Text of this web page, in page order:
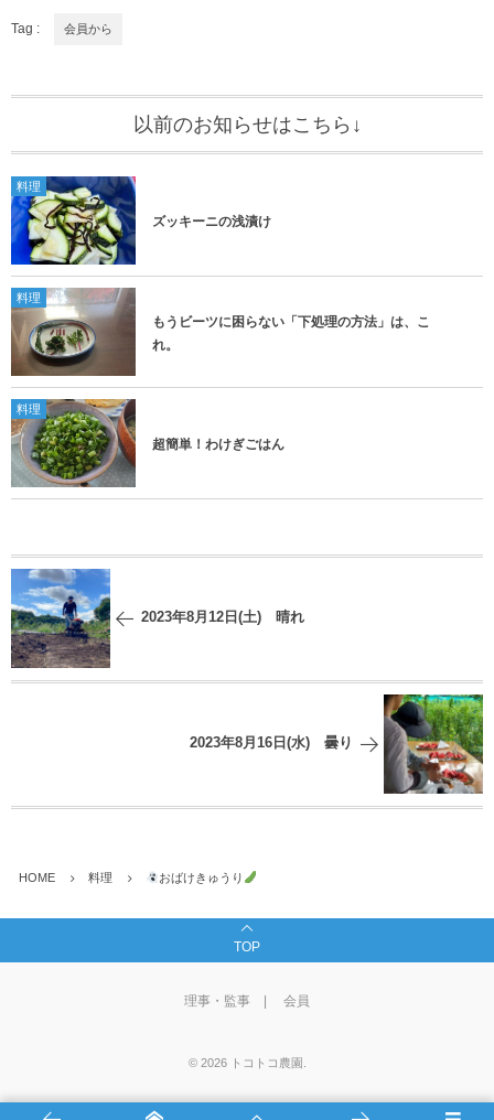
Tag : 会員から
以前のお知らせはこちら↓
料理
ズッキーニの浅漬け
料理
もうビーツに困らない「下処理の方法」は、こ
れ。
料理
超簡単！わけぎごはん
2023年8月12日(土) 晴れ
2023年8月16日(水) 曇り
HOME 料理 おばけきゅうり
TOP
理事・監事 会員
© 2026 トコトコ農園